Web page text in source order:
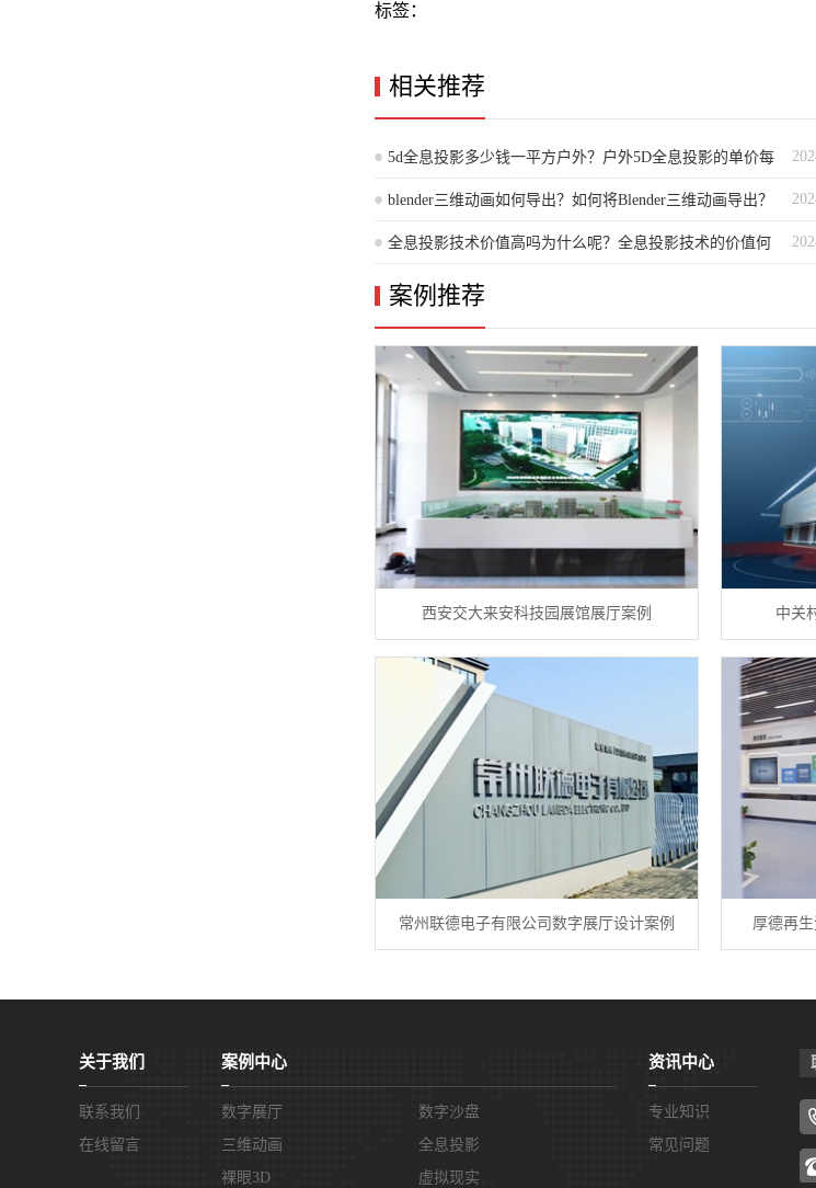
标签：
相关推荐
5d全息投影多少钱一平方户外？户外5D全息投影的单价每
平方米是多少钱？
blender三维动画如何导出？如何将Blender三维动画导出？
全息投影技术价值高吗为什么呢？全息投影技术的价值何
在？缘由解析
案例推荐
西安交大来安科技园展馆展厅案例 中关
常州联德电子有限公司数字展厅设计案例 厚德再
关于我们
联系我们
在线留言
案例中心
数字展厅
数字沙盘
三维动画
全息投影
裸眼3D
虚拟现实
资讯中心
专业知识
常见问题